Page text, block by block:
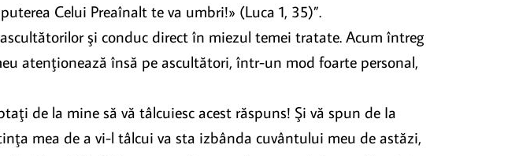
Celui Preaînalt te va umbri!» (Luca 1, 35)”.
şi conduc direct în miezul temei tratate. Acum întreg
atenţionează însă pe ascultători, într-un mod foarte personal,
de la mine să vă tâlcuiesc acest răspuns! Şi vă spun de Ia
mea de a vi-l tâlcui va sta izbânda cuvântului meu de astăzi,